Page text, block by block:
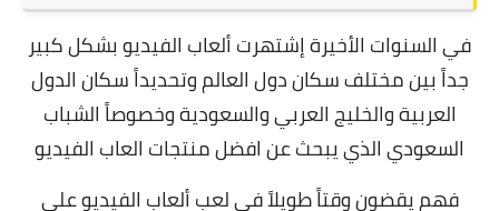
في السنوات الأخيرة إشتهرت ألعاب الفيديو بشكل كبير
جداً بين مختلف سكان دول العالم وتحديداً سكان الدول
العربية والخليج العربي والسعودية وخصوصاً الشباب
السعودي الذي يبحث عن افضل منتجات العاب الفيديو
فهم يقضون وقتاً طويلاً في لعب ألعاب الفيديو على